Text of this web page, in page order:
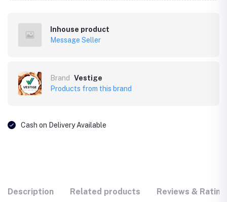
Inhouse product
Message Seller
Brand
Vestige
Products from this brand
Cash on Delivery Available
Description Related products Reviews &